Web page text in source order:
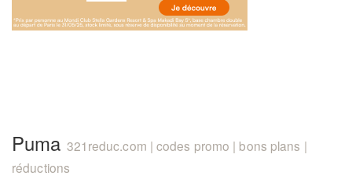
Puma 321reduc.com | codes promo | bons plans |
réductions